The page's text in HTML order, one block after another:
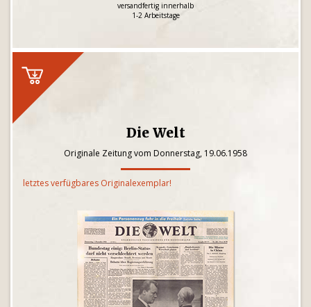
versandfertig innerhalb
1-2 Arbeitstage
Die Welt
Originale Zeitung vom Donnerstag, 19.06.1958
letztes verfügbares Originalexemplar!